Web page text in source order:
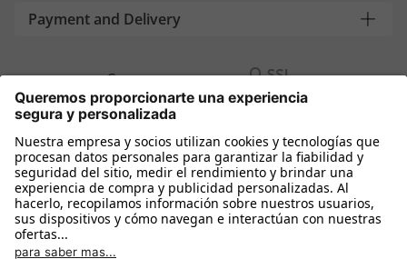
Payment and Delivery
Compra segura con
Más tiendas online
España